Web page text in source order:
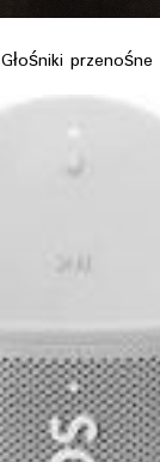
Głośniki przenośne